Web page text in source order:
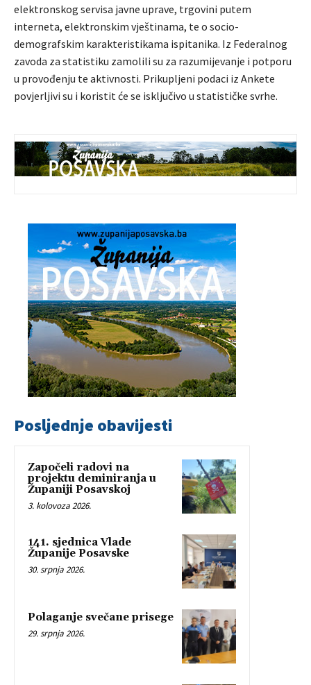
elektronskog servisa javne uprave, trgovini putem
interneta, elektronskim vještinama, te o socio-
demografskim karakteristikama ispitanika. Iz Federalnog
zavoda za statistiku zamolili su za razumijevanje i potporu
u provođenju te aktivnosti. Prikupljeni podaci iz Ankete
povjerljivi su i koristit će se isključivo u statističke svrhe.
Posljednje obavijesti
Započeli radovi na
projektu deminiranja u
Županiji Posavskoj
3. kolovoza 2026.
141. sjednica Vlade
Županije Posavske
30. srpnja 2026.
Polaganje svečane prisege
29. srpnja 2026.